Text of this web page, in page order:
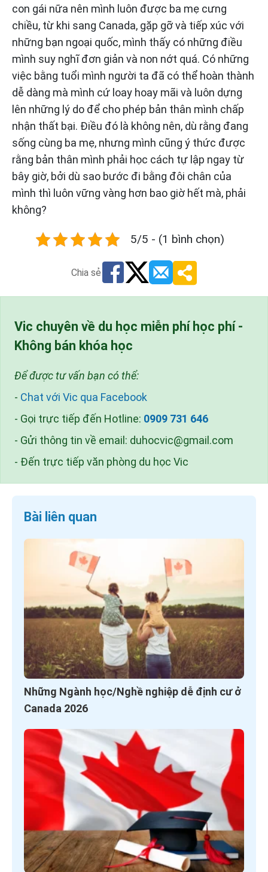
con gái nữa nên mình luôn được ba mẹ cưng
chiều, từ khi sang Canada, gặp gỡ và tiếp xúc với
những bạn ngoại quốc, mình thấy có những điều
mình suy nghĩ đơn giản và non nớt quá. Có những
việc bằng tuổi mình người ta đã có thể hoàn thành
dễ dàng mà mình cứ loay hoay mãi và luôn dựng
lên những lý do để cho phép bản thân mình chấp
nhận thất bại. Điều đó là không nên, dù rằng đang
sống cùng ba mẹ, nhưng mình cũng ý thức được
rằng bản thân mình phải học cách tự lập ngay từ
bây giờ, bởi dù sao bước đi bằng đôi chân của
mình thì luôn vững vàng hơn bao giờ hết mà, phải
không?
5/5 - (1 bình chọn)
Chia sẻ
Vic chuyên về du học miễn phí học phí -
Không bán khóa học
Để được tư vấn bạn có thể:
- Chat với Vic qua Facebook
- Gọi trực tiếp đến Hotline: 0909 731 646
- Gửi thông tin về email: duhocvic@gmail.com
- Đến trực tiếp văn phòng du học Vic
Bài liên quan
Những Ngành học/Nghề nghiệp dễ định cư ở
Canada 2026